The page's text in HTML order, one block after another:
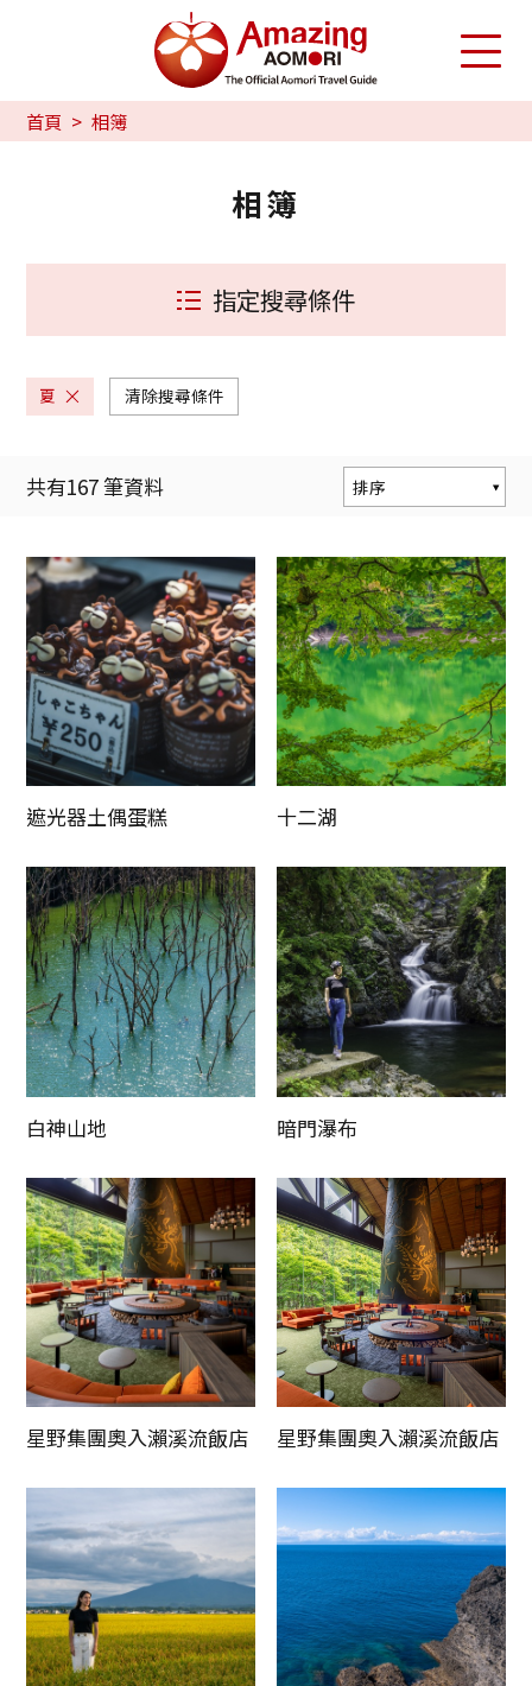
首頁 相簿
相簿
指定搜尋條件
夏 清除搜尋條件
共有167筆資料
排序
更新時間
遮光器土偶蛋糕 十二湖
白神山地 暗門瀑布
星野集團奧入瀨溪流飯店 星野集團奧入瀨溪流飯店